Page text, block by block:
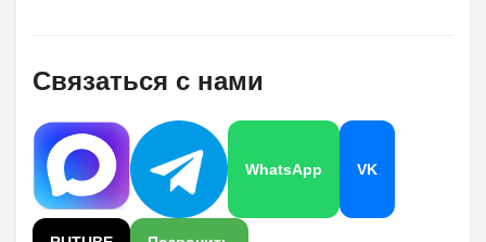
Связаться с нами
WhatsApp VK